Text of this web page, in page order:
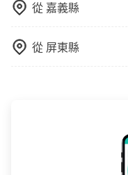
從 嘉義縣
從 屏東縣